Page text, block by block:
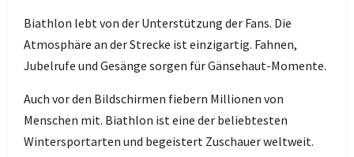
Biathlon lebt von der Unterstützung der Fans. Die
Atmosphäre an der Strecke ist einzigartig. Fahnen,
Jubelrufe und Gesänge sorgen für Gänsehaut-Momente.
Auch vor den Bildschirmen fiebern Millionen von
Menschen mit. Biathlon ist eine der beliebtesten
Wintersportarten und begeistert Zuschauer weltweit.